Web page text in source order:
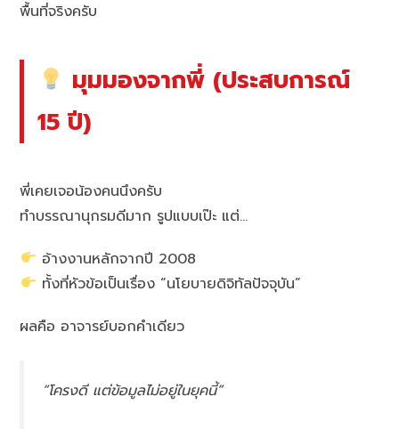
พื้นที่จริงครับ
มุมมองจากพี่ (ประสบการณ์
15 ปี)
พี่เคยเจอน้องคนนึงครับ
ทำบรรณานุกรมดีมาก รูปแบบเป๊ะ แต่…
อ้างงานหลักจากปี 2008
ทั้งที่หัวข้อเป็นเรื่อง “นโยบายดิจิทัลปัจจุบัน”
ผลคือ อาจารย์บอกคำเดียว
“โครงดี แต่ข้อมูลไม่อยู่ในยุคนี้”